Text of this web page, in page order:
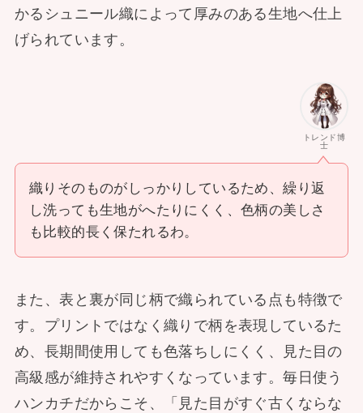
かるシュニール織によって厚みのある生地へ仕上
げられています。
トレンド博
士
織りそのものがしっかりしているため、繰り返
し洗っても生地がへたりにくく、色柄の美しさ
も比較的長く保たれるわ。
また、表と裏が同じ柄で織られている点も特徴で
す。プリントではなく織りで柄を表現しているた
め、長期間使用しても色落ちしにくく、見た目の
高級感が維持されやすくなっています。毎日使う
ハンカチだからこそ、「見た目がすぐ古くならな